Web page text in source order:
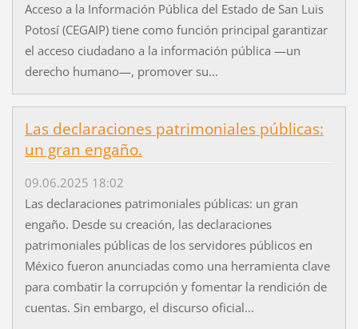
Acceso a la Información Pública del Estado de San Luis
Potosí (CEGAIP) tiene como función principal garantizar
el acceso ciudadano a la información pública —un
derecho humano—, promover su...
Las declaraciones patrimoniales públicas:
un gran engaño.
09.06.2025 18:02
Las declaraciones patrimoniales públicas: un gran
engaño. Desde su creación, las declaraciones
patrimoniales públicas de los servidores públicos en
México fueron anunciadas como una herramienta clave
para combatir la corrupción y fomentar la rendición de
cuentas. Sin embargo, el discurso oficial...